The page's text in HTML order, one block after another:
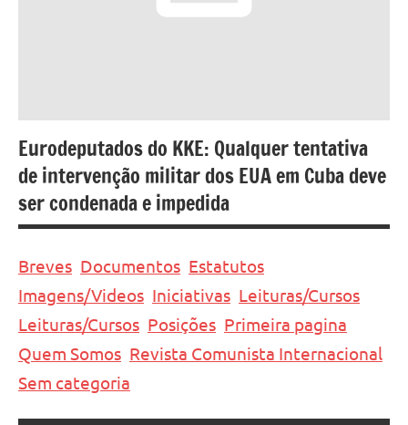
Eurodeputados do KKE: Qualquer tentativa
de intervenção militar dos EUA em Cuba deve
ser condenada e impedida
Breves Documentos Estatutos
Imagens/Videos Iniciativas Leituras/Cursos
Leituras/Cursos Posições Primeira pagina
Quem Somos Revista Comunista Internacional
Sem categoria